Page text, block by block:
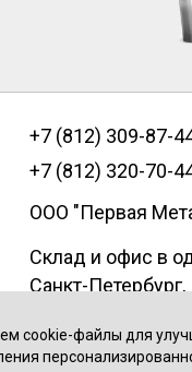
+7 (812) 309-87-
+7 (812) 320-70-
ООО "Первая
Склад и офис в
Санкт-Петербург,
литер В,
cookie-файлы для